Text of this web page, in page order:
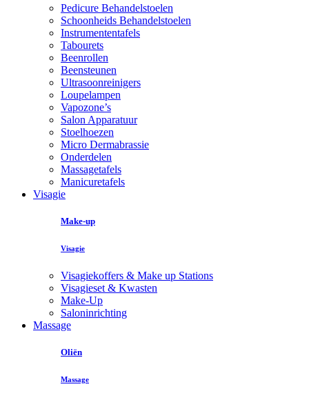
Pedicure Behandelstoelen
Schoonheids Behandelstoelen
Instrumententafels
Tabourets
Beenrollen
Beensteunen
Ultrasoonreinigers
Loupelampen
Vapozone’s
Salon Apparatuur
Stoelhoezen
Micro Dermabrassie
Onderdelen
Massagetafels
Manicuretafels
Visagie
Make-up
Visagie
Visagiekoffers & Make up Stations
Visagieset & Kwasten
Make-Up
Saloninrichting
Massage
Oliën
Massage